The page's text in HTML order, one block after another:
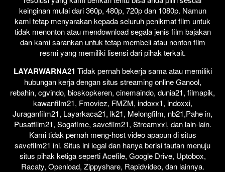
keinginan mulai dari 360p, 480p, 720p dan 1080p. Namun
kami tetap menyarakan kepada seluruh penikmat film untuk
tidak menonton atau mendownload segala jenis film bajakan
dan kami sarankan untuk tetap membeli atau nonton film
resmi yang memiliki lisensi dari pihak terkait.
LAYARWARNA21 Tidak pernah bekerja sama atau memiliki
hubungan kerja dengan situs streaming online Ganool,
rebahin, cgvindo, bioskopkeren, cinemaindo, dunia21, filmapik,
kawanfilm21, Fmoviez, FMZM, indoxx1, indoxxi,
Juraganfilm21, Layarkaca21, lk21, Melongfilm, nb21,Pahe in,
Pusatfilm21, Sogafime, savefilm21, Streamxxi, dan lain-lain.
Kami tidak pernah meng-host video apapun di situs
savefilm21 ini. Situs ini legal dan hanya berisi tautan menuju
situs pihak ketiga seperti Acefile, Google Drive, Uptobox,
Racaty, Openload, Zippyshare, Rapidvideo, dan lainnya.